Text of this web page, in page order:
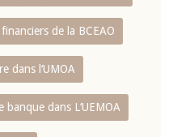
de la BCEAO
dans l‘UMOA
dans L‘UEMOA